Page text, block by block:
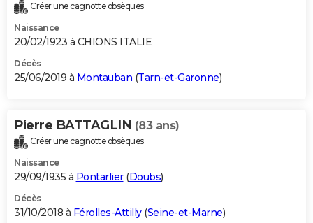
Créer une cagnotte obsèques
Naissance
20/02/1923 à CHIONS ITALIE
Décès
25/06/2019 à Montauban (Tarn-et-Garonne)
Pierre BATTAGLIN (83 ans)
Créer une cagnotte obsèques
Naissance
29/09/1935 à Pontarlier(Doubs)
Décès
31/10/2018 à Férolles-Attilly(Seine-et-Marne)